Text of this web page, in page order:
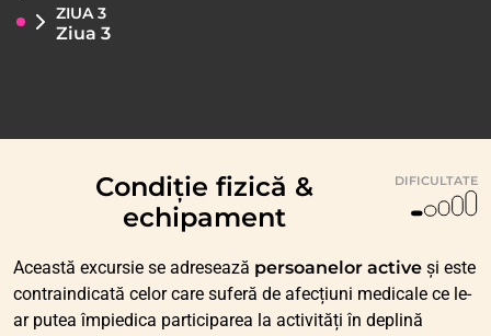
ZIUA 3
Ziua 3
Condiție fizică &
echipament
DIFICULTATE
Această excursie se adresează persoanelor active și este
contraindicată celor care suferă de afecțiuni medicale ce le-
ar putea împiedica participarea la activități în deplină